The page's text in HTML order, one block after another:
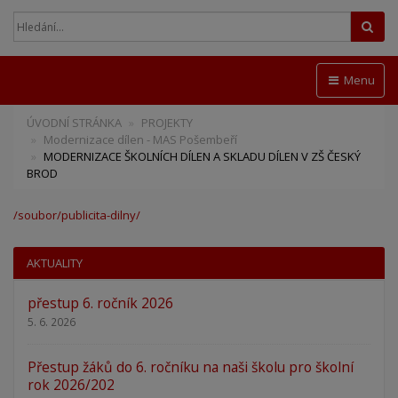
Menu
ÚVODNÍ STRÁNKA
PROJEKTY
Modernizace dílen - MAS Pošembeří
MODERNIZACE ŠKOLNÍCH DÍLEN A SKLADU DÍLEN V ZŠ ČESKÝ
BROD
/soubor/publicita-dilny/
AKTUALITY
přestup 6. ročník 2026
5. 6. 2026
Přestup žáků do 6. ročníku na naši školu pro školní
rok 2026/202